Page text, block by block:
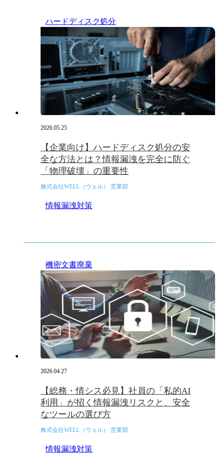
ハードディスク処分
2026.05.25
【企業向け】ハードディスク処分の安
全な方法とは？情報漏洩を完全に防ぐ
「物理破壊」の重要性
株式会社WELL（ウェル） 営業部
情報漏洩対策
機密文書廃棄
2026.04.27
【総務・情シス必見】社員の「私的AI
利用」が招く情報漏洩リスクと、安全
なツールの選び方
株式会社WELL（ウェル） 営業部
情報漏洩対策